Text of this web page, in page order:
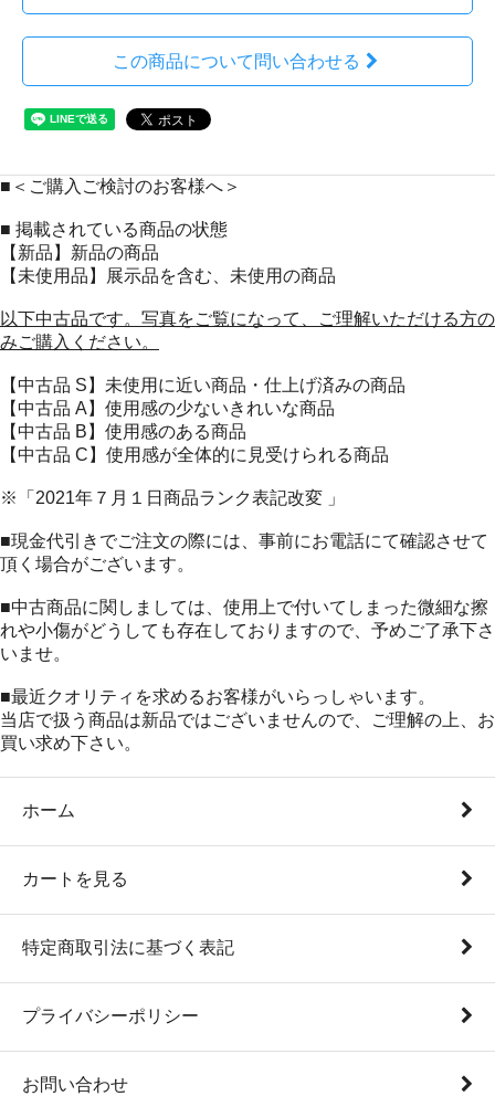
この商品について問い合わせる
■＜ご購入ご検討のお客様へ＞
■ 掲載されている商品の状態
【新品】新品の商品
【未使用品】展示品を含む、未使用の商品
以下中古品です。写真をご覧になって、ご理解いただける方の
みご購入ください。
【中古品 S】未使用に近い商品・仕上げ済みの商品
【中古品 A】使用感の少ないきれいな商品
【中古品 B】使用感のある商品
【中古品 C】使用感が全体的に見受けられる商品
※「2021年７月１日商品ランク表記改変 」
■現金代引きでご注文の際には、事前にお電話にて確認させて
頂く場合がございます。
■中古商品に関しましては、使用上で付いてしまった微細な擦
れや小傷がどうしても存在しておりますので、予めご了承下さ
いませ。
■最近クオリティを求めるお客様がいらっしゃいます。
当店で扱う商品は新品ではございませんので、ご理解の上、お
買い求め下さい。
ホーム
カートを見る
特定商取引法に基づく表記
プライバシーポリシー
お問い合わせ